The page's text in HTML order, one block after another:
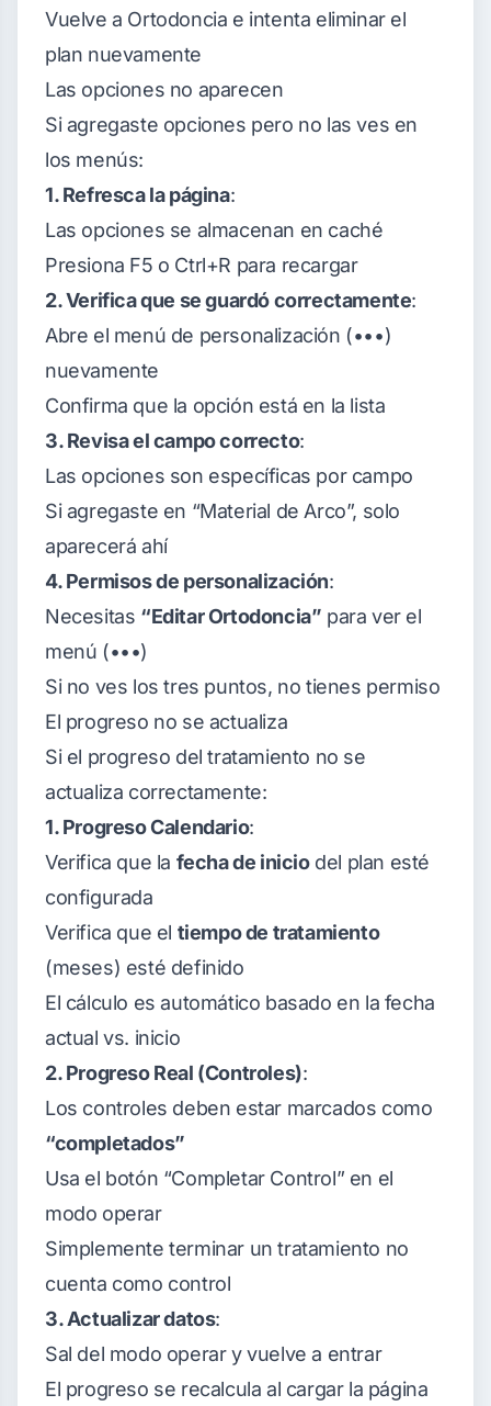
Vuelve a Ortodoncia e intenta eliminar el
plan nuevamente
Las opciones no aparecen
Si agregaste opciones pero no las ves en
los menús:
1. Refresca la página:
Las opciones se almacenan en caché
Presiona F5 o Ctrl+R para recargar
2. Verifica que se guardó correctamente:
Abre el menú de personalización (•••)
nuevamente
Confirma que la opción está en la lista
3. Revisa el campo correcto:
Las opciones son específicas por campo
Si agregaste en “Material de Arco”, solo
aparecerá ahí
4. Permisos de personalización:
Necesitas “Editar Ortodoncia” para ver el
menú (•••)
Si no ves los tres puntos, no tienes permiso
El progreso no se actualiza
Si el progreso del tratamiento no se
actualiza correctamente:
1. Progreso Calendario:
Verifica que la fecha de iniciodel plan esté
configurada
Verifica que el tiempo de tratamiento
(meses) esté definido
El cálculo es automático basado en la fecha
actual vs. inicio
2. Progreso Real (Controles):
Los controles deben estar marcados como
“completados”
Usa el botón “Completar Control” en el
modo operar
Simplemente terminar un tratamiento no
cuenta como control
3. Actualizar datos:
Sal del modo operar y vuelve a entrar
El progreso se recalcula al cargar la página